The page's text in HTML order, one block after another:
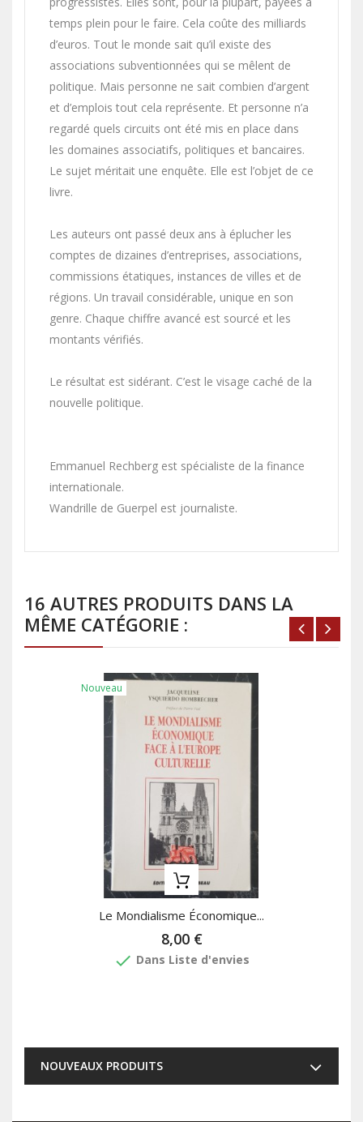
temps plein pour le faire. Cela coûte des milliards
d’euros. Tout le monde sait qu’il existe des
associations subventionnées qui se mêlent de
politique. Mais personne ne sait combien d’argent
et d’emplois tout cela représente. Et personne n’a
regardé quels circuits ont été mis en place dans
les domaines associatifs, politiques et bancaires.
Le sujet méritait une enquête. Elle est l’objet de ce
livre.
Les auteurs ont passé deux ans à éplucher les
comptes de dizaines d’entreprises, associations,
commissions étatiques, instances de villes et de
régions. Un travail considérable, unique en son
genre. Chaque chiffre avancé est sourcé et les
montants vérifiés.
Le résultat est sidérant. C’est le visage caché de la
nouvelle politique.
Emmanuel Rechberg est spécialiste de la finance
internationale.
Wandrille de Guerpel est journaliste.
16 AUTRES PRODUITS DANS LA
MÊME CATÉGORIE :
Nouveau
Le Mondialisme Économique...
8,00 €
done Dans Liste d'envies
NOUVEAUX PRODUITS